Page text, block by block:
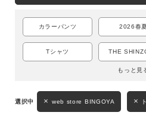
カラーパンツ 2026春
Tシャツ THE
もっと見
web store BINGOYA